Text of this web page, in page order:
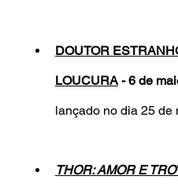
DOUTOR
LOUCURA - 6 de
lançado no dia 25 de
THOR: AMOR E